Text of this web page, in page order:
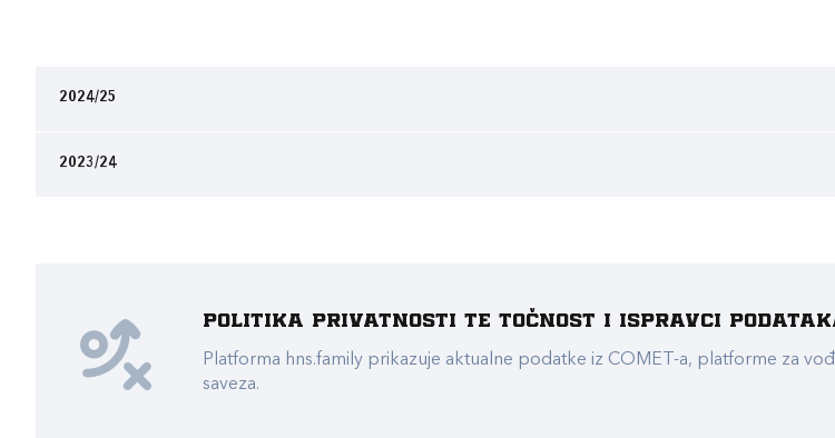
2024/25
2023/24
Politika privatnosti te točnost i ispravci
Platforma hns.family prikazuje aktualne podatke iz COMET-a, platforme za
saveza.